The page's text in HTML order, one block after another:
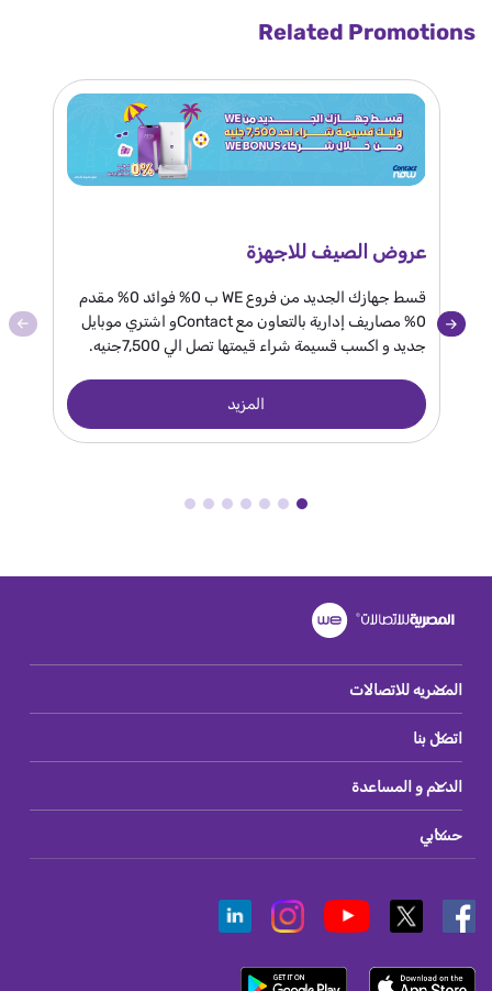
Related Promotions
عروض الصيف للاجهزة
قسط جهازك الجديد من فروع WE ب 0% فوائد 0% مقدم
0% مصاريف إدارية بالتعاون مع Contactو اشتري موبايل
جديد و اكسب قسيمة شراء قيمتها تصل الي 7,500جنيه.
المزيد
المصريه للاتصالات
اتصل بنا
الدعم و المساعدة
حسابي